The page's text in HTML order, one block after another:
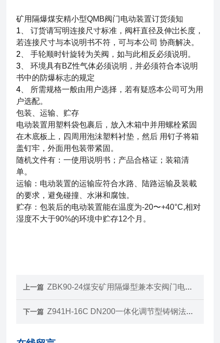
矿用隔爆煤安精小型QMB阀门电动装置订货须知
1
订货请写明连接尺寸标准，阀杆直径及伸岀长度，
若连接尺寸与本说明书不符，可与本公司 协商解决。
2
手轮顺时针旋转为关阀，如与此相反必须说明。
3
环境具有BZ性气体必须说明，并必须符合本说明
书中的防爆标志的规定
4
所需规格一般由用户选择，若有疑惑本公司可为用
户选配。
包装、运输、贮存
电动装置用塑料袋包裹后，放入木箱中并用螺栓紧固
在木底板上，四周用泡沬塑料衬垫，然后 用钉子将箱
盖钉牢，外面用包装带紧固。
随机文件有：一使用说明书；产品合格证；装箱清
单。
运输：电动装置的运输应符合水路、陆路运输及装載
的要求，避免碰撞、水淋和腐蚀。
贮存：包装后的电动装置能在温度为-20〜+40°C,相对
湿度不大于90%的环境中贮存12个月。
上一篇 ZBK90-24煤安矿用隔爆型兼本安阀门电动装置
下一篇 Z941H-16C DN200一体化调节型铸钢法兰电动闸阀